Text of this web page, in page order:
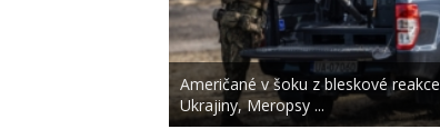
Američané v šoku z bleskové reakce
Ukrajiny, Meropsy ...